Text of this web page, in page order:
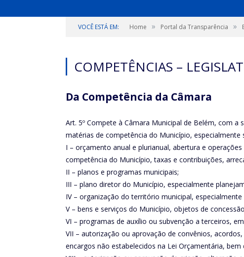
VOCÊ ESTÁ EM: Home » Portal da Transparência »
COMPETÊNCIAS –
Da Competência da Câmara
Art. 5º Compete à Câmara Municipal de Belém, com
matérias de competência do Município, especialmente
I – orçamento anual e plurianual, abertura e
competência do Município, taxas e contribuições,
II – planos e programas municipais;
III – plano diretor do Município, especialmente
IV – organização do território municipal,
V – bens e serviços do Município, objetos de
VI – programas de auxílio ou subvenção a terceiros,
VII – autorização ou aprovação de convênios,
encargos não estabelecidos na Lei Orçamentária,